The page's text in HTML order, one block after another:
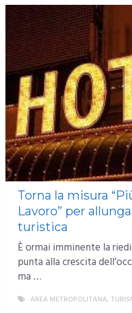
Torna la misura
Lavoro” per
turistica
È ormai imminente la
punta alla crescita
ma …
AREA METROPOLITANA,